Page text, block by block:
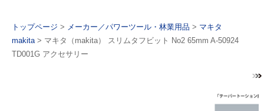
トップページ > メーカー／パワーツール・林業用品 > マキタ
makita> マキタ（makita） スリムタフビット No2 65mm A-50924
TD001G アクセサリー